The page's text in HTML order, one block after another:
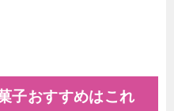
子おすすめはこれ